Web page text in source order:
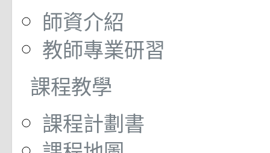
師資介紹
教師專業研習
課程教學
課程計劃書